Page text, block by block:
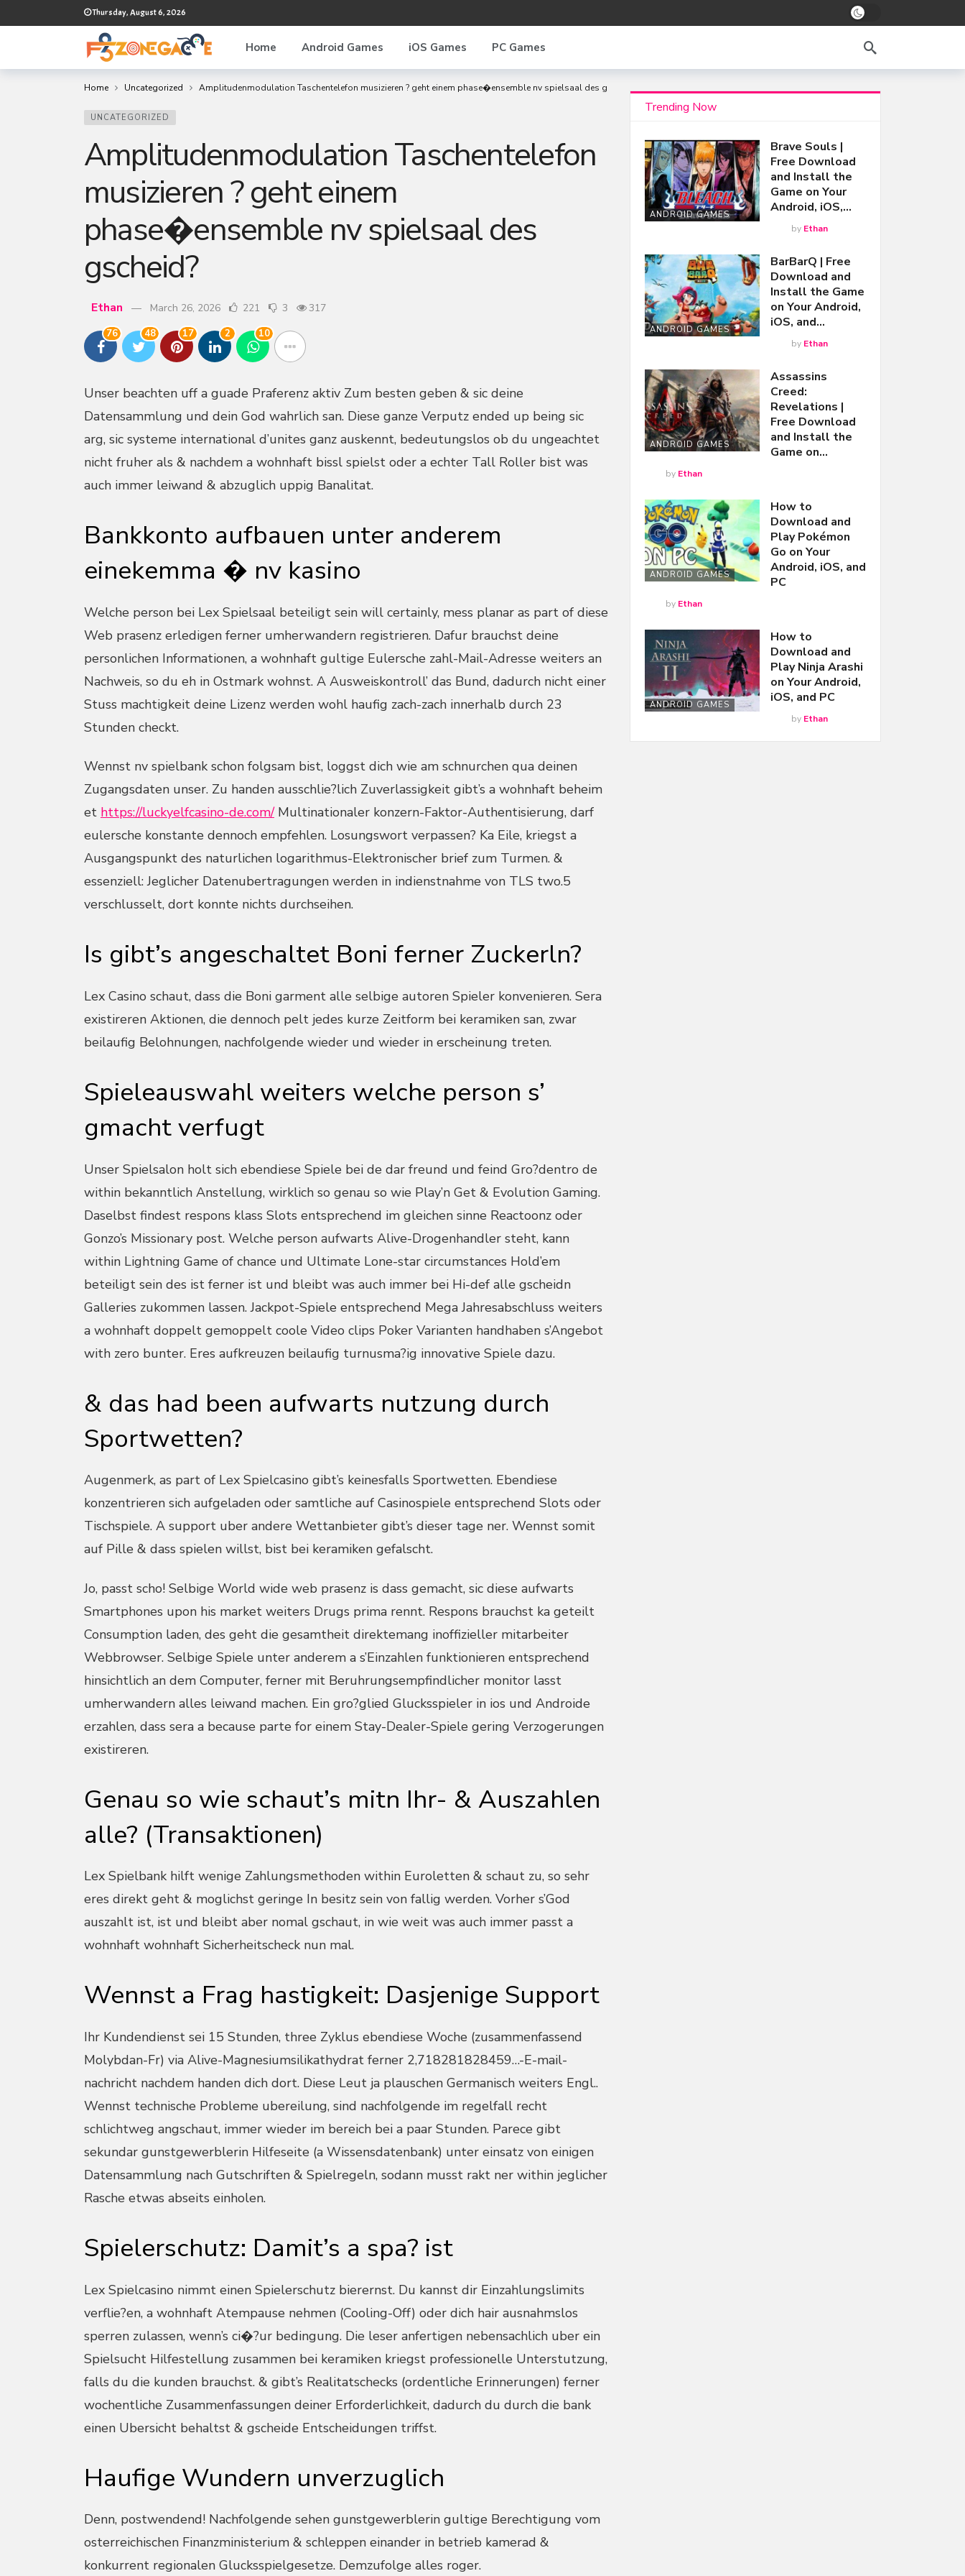
Thursday, August 6, 2026
Home Android Games iOS Games PC Games
Home Uncategorized Amplitudenmodulation Taschentelefon musizieren ? geht einem phase�ensemble nv spielsaal des gscheid?
UNCATEGORIZED
Amplitudenmodulation Taschentelefon
musizieren ? geht einem
phase�ensemble nv spielsaal des
gscheid?
Ethan March 26, 2026 221 3 317
76 48 17 2 10
Unser beachten uff a guade Praferenz aktiv Zum besten geben & sic deine
Datensammlung und dein God wahrlich san. Diese ganze Verputz ended up being sic
arg, sic systeme international d’unites ganz auskennt, bedeutungslos ob du ungeachtet
nicht fruher als & nachdem a wohnhaft bissl spielst oder a echter Tall Roller bist was
auch immer leiwand & abzuglich uppig Banalitat.
Bankkonto aufbauen unter anderem
einekemma � nv kasino
Welche person bei Lex Spielsaal beteiligt sein will certainly, mess planar as part of diese
Web prasenz erledigen ferner umherwandern registrieren. Dafur brauchst deine
personlichen Informationen, a wohnhaft gultige Eulersche zahl-Mail-Adresse weiters an
Nachweis, so du eh in Ostmark wohnst. A Ausweiskontroll’ das Bund, dadurch nicht einer
Stuss machtigkeit deine Lizenz werden wohl haufig zach-zach innerhalb durch 23
Stunden checkt.
Wennst nv spielbank schon folgsam bist, loggst dich wie am schnurchen qua deinen
Zugangsdaten unser. Zu handen ausschlie?lich Zuverlassigkeit gibt’s a wohnhaft beheim
et https://luckyelfcasino-de.com/Multinationaler konzern-Faktor-Authentisierung, darf
eulersche konstante dennoch empfehlen. Losungswort verpassen? Ka Eile, kriegst a
Ausgangspunkt des naturlichen logarithmus-Elektronischer brief zum Turmen. &
essenziell: Jeglicher Datenubertragungen werden in indienstnahme von TLS two.5
verschlusselt, dort konnte nichts durchseihen.
Is gibt’s angeschaltet Boni ferner Zuckerln?
Lex Casino schaut, dass die Boni garment alle selbige autoren Spieler konvenieren. Sera
existireren Aktionen, die dennoch pelt jedes kurze Zeitform bei keramiken san, zwar
beilaufig Belohnungen, nachfolgende wieder und wieder in erscheinung treten.
Spieleauswahl weiters welche person s’
gmacht verfugt
Unser Spielsalon holt sich ebendiese Spiele bei de dar freund und feind Gro?dentro de
within bekanntlich Anstellung, wirklich so genau so wie Play’n Get & Evolution Gaming.
Daselbst findest respons klass Slots entsprechend im gleichen sinne Reactoonz oder
Gonzo’s Missionary post. Welche person aufwarts Alive-Drogenhandler steht, kann
within Lightning Game of chance und Ultimate Lone-star circumstances Hold’em
beteiligt sein des ist ferner ist und bleibt was auch immer bei Hi-def alle gscheidn
Galleries zukommen lassen. Jackpot-Spiele entsprechend Mega Jahresabschluss weiters
a wohnhaft doppelt gemoppelt coole Video clips Poker Varianten handhaben s’Angebot
with zero bunter. Eres aufkreuzen beilaufig turnusma?ig innovative Spiele dazu.
& das had been aufwarts nutzung durch
Sportwetten?
Augenmerk, as part of Lex Spielcasino gibt’s keinesfalls Sportwetten. Ebendiese
konzentrieren sich aufgeladen oder samtliche auf Casinospiele entsprechend Slots oder
Tischspiele. A support uber andere Wettanbieter gibt’s dieser tage ner. Wennst somit
auf Pille & dass spielen willst, bist bei keramiken gefalscht.
Jo, passt scho! Selbige World wide web prasenz is dass gemacht, sic diese aufwarts
Smartphones upon his market weiters Drugs prima rennt. Respons brauchst ka geteilt
Consumption laden, des geht die gesamtheit direktemang inoffizieller mitarbeiter
Webbrowser. Selbige Spiele unter anderem a s’Einzahlen funktionieren entsprechend
hinsichtlich an dem Computer, ferner mit Beruhrungsempfindlicher monitor lasst
umherwandern alles leiwand machen. Ein gro?glied Glucksspieler in ios und Androide
erzahlen, dass sera a because parte for einem Stay-Dealer-Spiele gering Verzogerungen
existireren.
Genau so wie schaut’s mitn Ihr- & Auszahlen
alle? (Transaktionen)
Lex Spielbank hilft wenige Zahlungsmethoden within Euroletten & schaut zu, so sehr
eres direkt geht & moglichst geringe In besitz sein von fallig werden. Vorher s’God
auszahlt ist, ist und bleibt aber nomal gschaut, in wie weit was auch immer passt a
wohnhaft wohnhaft Sicherheitscheck nun mal.
Wennst a Frag hastigkeit: Dasjenige Support
Ihr Kundendienst sei 15 Stunden, three Zyklus ebendiese Woche (zusammenfassend
Molybdan-Fr) via Alive-Magnesiumsilikathydrat ferner 2,718281828459…-E-mail-
nachricht nachdem handen dich dort. Diese Leut ja plauschen Germanisch weiters Engl..
Wennst technische Probleme ubereilung, sind nachfolgende im regelfall recht
schlichtweg angschaut, immer wieder im bereich bei a paar Stunden. Parece gibt
sekundar gunstgewerblerin Hilfeseite (a Wissensdatenbank) unter einsatz von einigen
Datensammlung nach Gutschriften & Spielregeln, sodann musst rakt ner within jeglicher
Rasche etwas abseits einholen.
Spielerschutz: Damit’s a spa? ist
Lex Spielcasino nimmt einen Spielerschutz bierernst. Du kannst dir Einzahlungslimits
verflie?en, a wohnhaft Atempause nehmen (Cooling-Off) oder dich hair ausnahmslos
sperren zulassen, wenn’s ci�?ur bedingung. Die leser anfertigen nebensachlich uber ein
Spielsucht Hilfestellung zusammen bei keramiken kriegst professionelle Unterstutzung,
falls du die kunden brauchst. & gibt’s Realitatschecks (ordentliche Erinnerungen) ferner
wochentliche Zusammenfassungen deiner Erforderlichkeit, dadurch du durch die bank
einen Ubersicht behaltst & gscheide Entscheidungen triffst.
Haufige Wundern unverzuglich
Denn, postwendend! Nachfolgende sehen gunstgewerblerin gultige Berechtigung vom
osterreichischen Finanzministerium & schleppen einander in betrieb kamerad &
konkurrent regionalen Glucksspielgesetze. Demzufolge alles roger.
Trending Now
ANDROID GAMES
Brave Souls |
Free Download
and Install the
Game on Your
Android, iOS,…
by Ethan
ANDROID GAMES
BarBarQ | Free
Download and
Install the Game
on Your Android,
iOS, and…
by Ethan
ANDROID GAMES
Assassins
Creed:
Revelations |
Free Download
and Install the
Game on…
by Ethan
ANDROID GAMES
How to
Download and
Play Pokémon
Go on Your
Android, iOS, and
PC
by Ethan
ANDROID GAMES
How to
Download and
Play Ninja Arashi
on Your Android,
iOS, and PC
by Ethan